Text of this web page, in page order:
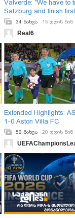
Valverde: "We have to
Salzburg and finish
34 ნახვა 15 დღის წინ
Real6
Extended Highlights:
1-0 Aston Villa FC
58 ნახვა 20 დღის წინ